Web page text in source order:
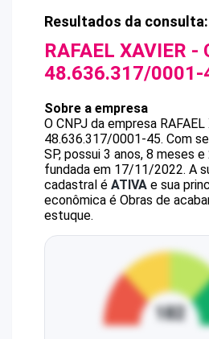
Resultados da consulta:
RAFAEL XAVIER -
48.636.317/0001-
Sobre a empresa
O CNPJ da empresa RAFAEL
48.636.317/0001-45. Com
SP, possui 3 anos, 8 meses
fundada em 17/11/2022. A
cadastral é ATIVA e sua
econômica é Obras de
estuque.